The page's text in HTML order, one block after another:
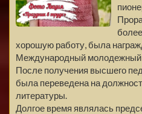
хорошую работу, была
Международный молодежный
После получения высшего
была переведена на
литературы.
Долгое время являлась